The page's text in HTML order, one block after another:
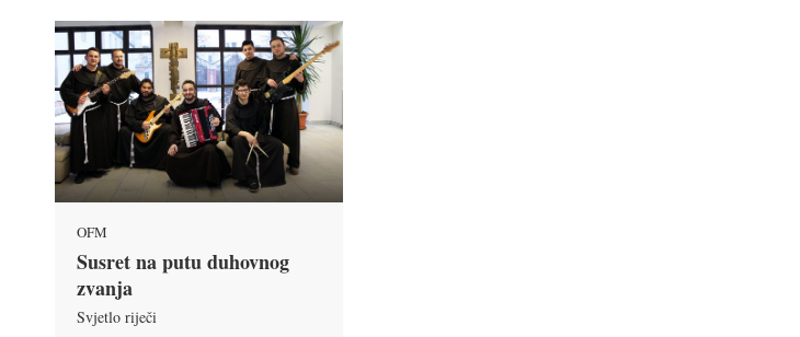
OFM
Susret na putu duhovnog
zvanja
Svjetlo riječi